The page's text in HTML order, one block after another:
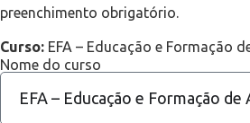
preenchimento obrigatório.
Curso: EFA – Educação e Formação
Nome do curso